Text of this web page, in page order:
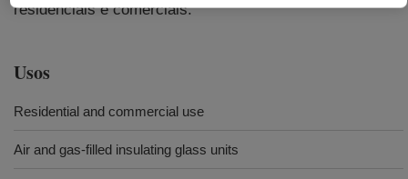
residenciais e comerciais.
Usos
Residential and commercial use
Air and gas-filled insulating glass units